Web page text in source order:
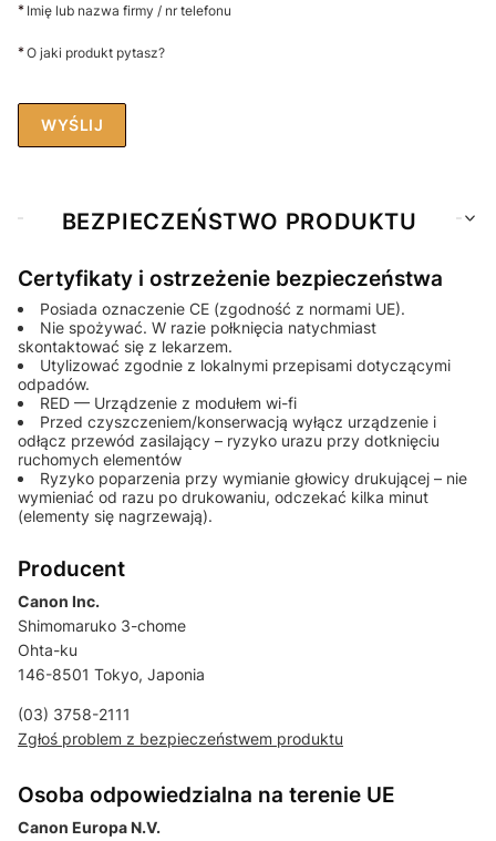
* Imię lub nazwa firmy / nr telefonu
*O jaki produkt pytasz?
WYŚLIJ
BEZPIECZEŃSTWO PRODUKTU
Certyfikaty i ostrzeżenie bezpieczeństwa
Posiada oznaczenie CE (zgodność z normami UE).
Nie spożywać. W razie połknięcia natychmiast
skontaktować się z lekarzem.
Utylizować zgodnie z lokalnymi przepisami dotyczącymi
odpadów.
RED — Urządzenie z modułem wi-fi
Przed czyszczeniem/konserwacją wyłącz urządzenie i
odłącz przewód zasilający – ryzyko urazu przy dotknięciu
ruchomych elementów
Ryzyko poparzenia przy wymianie głowicy drukującej – nie
wymieniać od razu po drukowaniu, odczekać kilka minut
(elementy się nagrzewają).
Producent
Canon Inc.
Shimomaruko 3-chome
Ohta-ku
146-8501 Tokyo, Japonia
(03) 3758-2111
Zgłoś problem z bezpieczeństwem produktu
Osoba odpowiedzialna na terenie UE
Canon Europa N.V.